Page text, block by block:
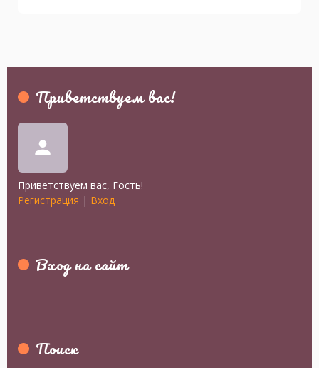
Приветствуем вас!
person
Приветствуем вас, Гость!
Регистрация | Вход
Вход на сайт
Поиск